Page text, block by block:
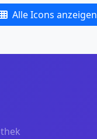
Alle Icons anzeigen